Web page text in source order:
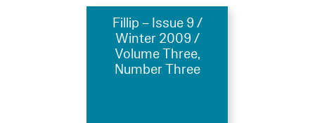
Fillip – Issue 9 /
Winter 2009 /
Volume Three,
Number Three